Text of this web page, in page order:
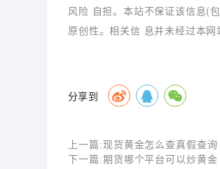
风险 自担。本站不保证该信息(
原创性。相关信 息并未经过本网
分享到
上一篇:现货黄金怎么查真假查询
下一篇:期货哪个平台可以炒黄金